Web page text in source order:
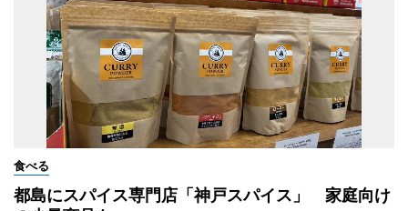
食べる
都島にスパイス専門店「神戸スパイス」 家庭向け